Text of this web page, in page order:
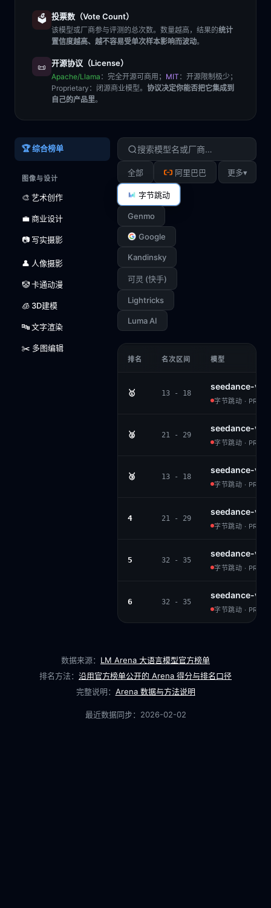
🗳️ 投票数（Vote Count）
该模型或厂商参与评测的总次数。数量越高，结果的统计
置信度越高、越不容易受单次样本影响而波动。
📜 开源协议（License）
Apache/Llama ：完全开源可商用； MIT ：开源限制极少；
Proprietary ：闭源商业模型。 协议决定你能否把它集成到
自己的产品里。
🏆 综合榜单
图像与设计
🎨 艺术创作
💼 商业设计
📷 写实摄影
👤 人像摄影
🤡 卡通动漫
🧊 3D建模
🔤 文字渲染
✂️ 多图编辑
全部 阿里巴巴
字节跳动
Genmo
Google
Kandinsky
可灵 (快手)
Lightricks
Luma AI
更多▾
排名 名次区间 模型
🥇 13 - 18
seedance-
字节跳动 ·
🥈 21 - 29
seedance-v1-
字节跳动 ·
🥉 13 - 18
seedance-
字节跳动 ·
4 21 - 29
seedance-v1-
字节跳动 ·
5 32 - 35
seedance-v1-
字节跳动 ·
6 32 - 35
seedance-v1-
字节跳动 ·
数据来源： LM Arena 大语言模型官方榜单
排名方法： 沿用官方榜单公开的 Arena 得分与排名口径
完整说明： Arena 数据与方法说明
最近数据同步： 2026-02-02